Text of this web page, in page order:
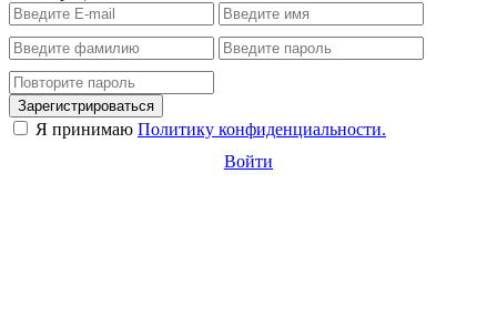
Зарегистрироваться
Я принимаю Политику конфиденциальности.
Войти